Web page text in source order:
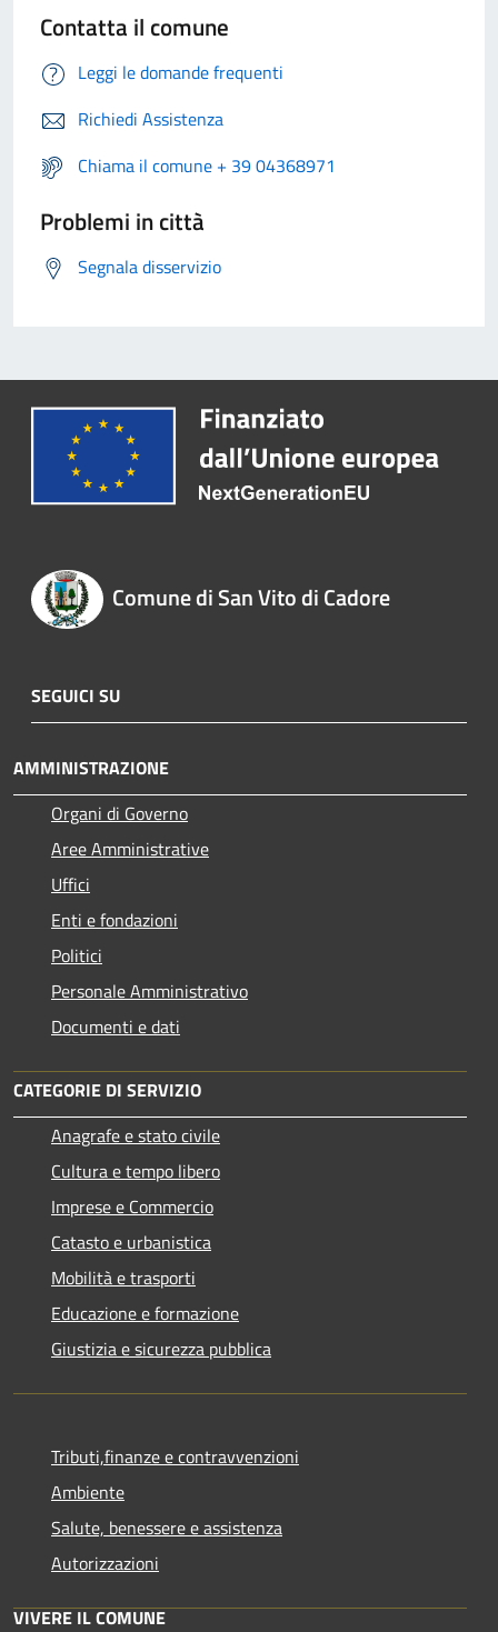
Contatta il comune
Leggi le domande frequenti
Richiedi Assistenza
Chiama il comune + 39 04368971
Problemi in città
Segnala disservizio
Comune di San Vito di Cadore
SEGUICI SU
AMMINISTRAZIONE
Organi di Governo
Aree Amministrative
Uffici
Enti e fondazioni
Politici
Personale Amministrativo
Documenti e dati
CATEGORIE DI SERVIZIO
Anagrafe e stato civile
Cultura e tempo libero
Imprese e Commercio
Catasto e urbanistica
Mobilità e trasporti
Educazione e formazione
Giustizia e sicurezza pubblica
Tributi,finanze e contravvenzioni
Ambiente
Salute, benessere e assistenza
Autorizzazioni
VIVERE IL COMUNE